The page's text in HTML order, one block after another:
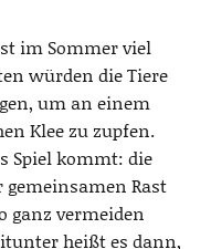
im Sommer viel
würden die Tiere
um an einem
Klee zu zupfen.
Spiel kommt: die
gemeinsamen Rast
ganz vermeiden
heißt es dann,